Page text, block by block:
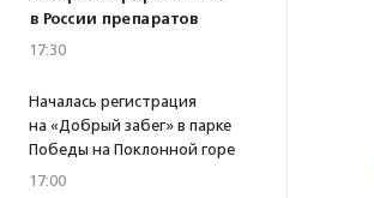
в России препаратов
17:30
Началась регистрация
на «Добрый забег» в парке
Победы на Поклонной горе
17:00